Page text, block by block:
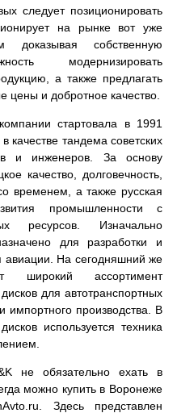
следует позиционировать
на рынке вот уже
собственную
модернизировать
а также предлагать
и добротное качество.
стартовала в 1991
качестве тандема советских
и инженеров. За основу
качество, долговечность,
временем, а также русская
промышленности с
ресурсов. Изначально
для разработки и
авиации. На сегодняшний же
широкий ассортимент
для автотранспортных
импортного производства. В
используется техника
не обязательно ехать в
можно купить в Воронеже
Здесь представлен